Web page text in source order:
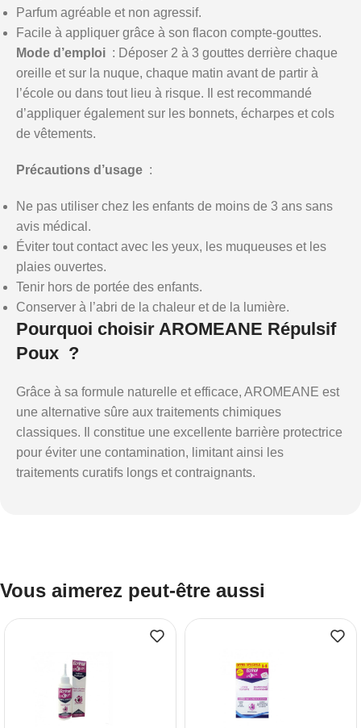
Parfum agréable et non agressif.
Facile à appliquer grâce à son flacon compte-gouttes.
Mode d’emploi : Déposer 2 à 3 gouttes derrière chaque
oreille et sur la nuque, chaque matin avant de partir à
l’école ou dans tout lieu à risque. Il est recommandé
d’appliquer également sur les bonnets, écharpes et cols
de vêtements.
Précautions d’usage :
Ne pas utiliser chez les enfants de moins de 3 ans sans
avis médical.
Éviter tout contact avec les yeux, les muqueuses et les
plaies ouvertes.
Tenir hors de portée des enfants.
Conserver à l’abri de la chaleur et de la lumière.
Pourquoi choisir AROMEANE Répulsif
Poux ?
Grâce à sa formule naturelle et efficace, AROMEANE est
une alternative sûre aux traitements chimiques
classiques. Il constitue une excellente barrière protectrice
pour éviter une contamination, limitant ainsi les
traitements curatifs longs et contraignants.
Vous aimerez peut-être aussi